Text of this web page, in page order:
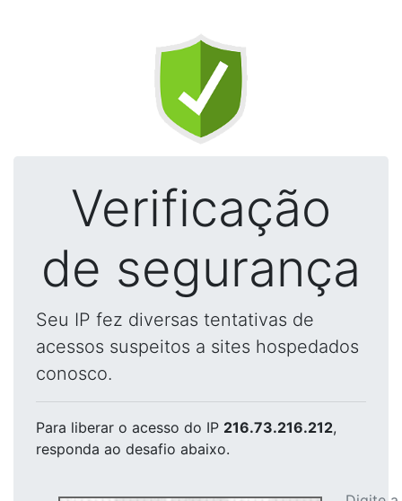
Verificação
de segurança
Seu IP fez diversas tentativas de
acessos suspeitos a sites hospedados
conosco.
Para liberar o acesso do IP 216.73.216.212,
responda ao desafio abaixo.